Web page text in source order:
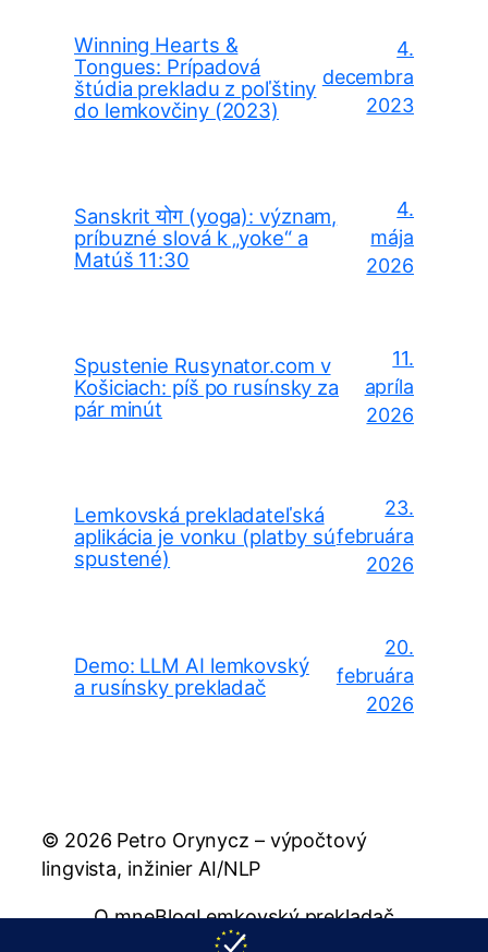
Winning Hearts &
Tongues: Prípadová
štúdia prekladu z poľštiny
do lemkovčiny (2023)
4.
decembra
2023
Sanskrit योग (yoga): význam,
príbuzné slová k „yoke“ a
Matúš 11:30
4.
mája
2026
Spustenie Rusynator.com v
Košiciach: píš po rusínsky za
pár minút
11.
apríla
2026
Lemkovská prekladateľská
aplikácia je vonku (platby sú
spustené)
23.
februára
2026
Demo: LLM AI lemkovský
a rusínsky prekladač
20.
februára
2026
© 2026 Petro Orynycz – výpočtový
lingvista, inžinier AI/NLP
O mneBlogLemkovský prekladač
Rusínsky prekladačPublikácie